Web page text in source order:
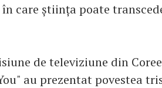
care știința poate
de televiziune din
au prezentat povestea